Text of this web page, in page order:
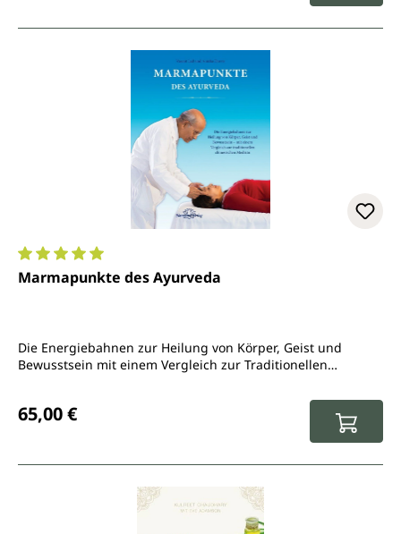
Durchschnittliche Bewertung von 5 von 5 Sternen
Marmapunkte des Ayurveda
Die Energiebahnen zur Heilung von Körper, Geist und
Bewusstsein mit einem Vergleich zur Traditionellen
65,00 €